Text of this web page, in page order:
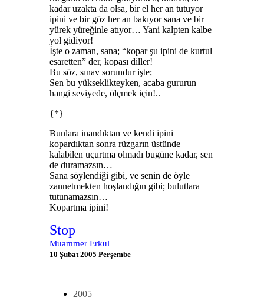
kadar uzakta da olsa, bir el her an tutuyor
ipini ve bir göz her an bakıyor sana ve bir
yürek yüreğinle atıyor… Yani kalpten kalbe
yol gidiyor!
İşte o zaman, sana; “kopar şu ipini de kurtul
esaretten” der, kopası diller!
Bu söz, sınav sorundur işte;
Sen bu yükseklikteyken, acaba gururun
hangi seviyede, ölçmek için!..
{*}
Bunlara inandıktan ve kendi ipini
kopardıktan sonra rüzgarın üstünde
kalabilen uçurtma olmadı bugüne kadar, sen
de duramazsın…
Sana söylendiği gibi, ve senin de öyle
zannetmekten hoşlandığın gibi; bulutlara
tutunamazsın…
Kopartma ipini!
Stop
Muammer Erkul
10 Şubat 2005 Perşembe
2005